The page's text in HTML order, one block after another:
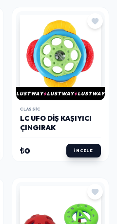
LUSTWAY LUSTWAY LUSTWAY
CLASSIC
LC UFO DIŞ KAŞIYICI
ÇINGIRAK
₺0 İNCELE